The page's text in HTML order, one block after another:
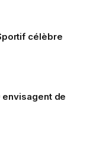
célèbre
envisagent de